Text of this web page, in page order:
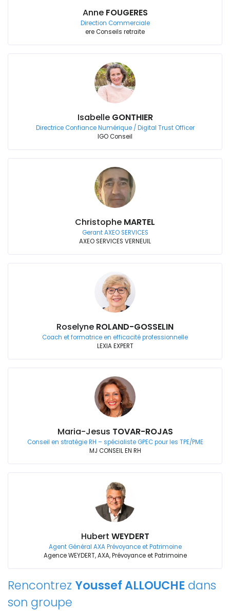
Anne FOUGERES
Direction Commerciale
ere Conseils retraite
Isabelle GONTHIER
Directrice Confiance Numérique / Digital Trust Officer
IGO Conseil
Christophe MARTEL
Gerant AXEO SERVICES
AXEO SERVICES VERNEUIL
Roselyne ROLAND-GOSSELIN
Coach et formatrice en efficacité professionnelle
LEXIA EXPERT
Maria-Jesus TOVAR-ROJAS
Conseil en stratégie RH – spécialiste GPEC pour les TPE/PME
MJ CONSEIL EN RH
Hubert WEYDERT
Agent Général AXA Prévoyance et Patrimoine
Agence WEYDERT, AXA, Prévoyance et Patrimoine
Rencontrez Youssef ALLOUCHE dans
son groupe